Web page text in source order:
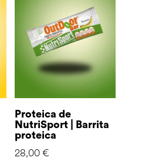
Proteica de
NutriSport | Barrita
proteica
28,00€